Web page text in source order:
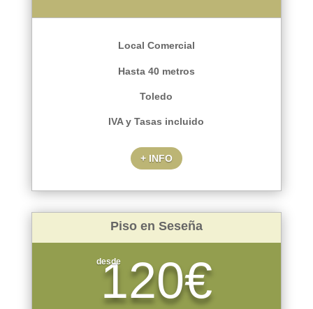
Local Comercial
Hasta 40 metros
Toledo
IVA y Tasas incluido
+ INFO
Piso en Seseña
desde
120€